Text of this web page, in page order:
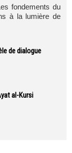
fondements du
à la lumière de
de dialogue
al-Kursi